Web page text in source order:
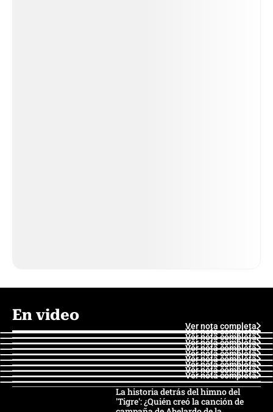
En video
Ver nota completa
Ver nota completa
Ver nota completa
Ver nota completa
Ver nota completa
Ver nota completa
Ver nota completa
Ver nota completa
Ver nota completa
Ver nota completa
La historia detrás del himno del
'Tigre': ¿Quién creó la canción de